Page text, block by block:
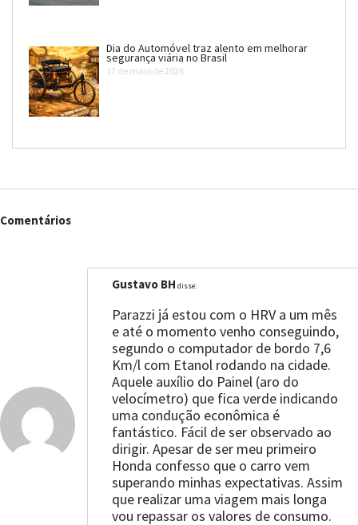
Dia do Automóvel traz alento em melhorar
segurança viária no Brasil
17 de maio de 2026
Comentários
Gustavo BH disse:
Parazzi já estou com o HRV a um mês
e até o momento venho conseguindo,
segundo o computador de bordo 7,6
Km/l com Etanol rodando na cidade.
Aquele auxílio do Painel (aro do
velocímetro) que fica verde indicando
uma condução econômica é
fantástico. Fácil de ser observado ao
dirigir. Apesar de ser meu primeiro
Honda confesso que o carro vem
superando minhas expectativas. Assim
que realizar uma viagem mais longa
vou repassar os valores de consumo.